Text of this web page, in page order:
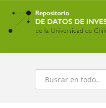
Ir
contenido
principal
Buscar